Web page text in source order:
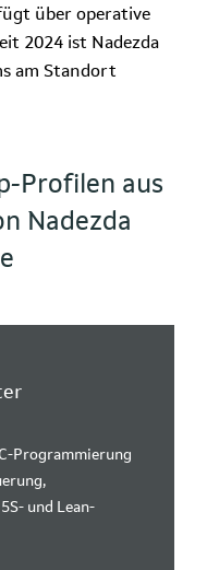
über operative
2024 ist Nadezda
am Standort
Profilen aus
Nadezda
Programmierung
und Lean-